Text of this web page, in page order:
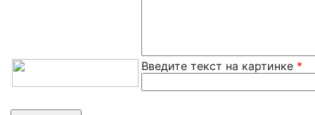
Введите текст на картинке *